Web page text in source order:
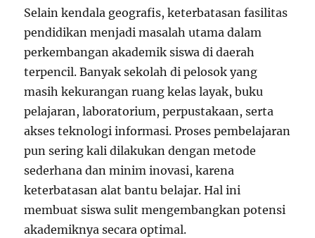
Selain kendala geografis, keterbatasan fasilitas
pendidikan menjadi masalah utama dalam
perkembangan akademik siswa di daerah
terpencil. Banyak sekolah di pelosok yang
masih kekurangan ruang kelas layak, buku
pelajaran, laboratorium, perpustakaan, serta
akses teknologi informasi. Proses pembelajaran
pun sering kali dilakukan dengan metode
sederhana dan minim inovasi, karena
keterbatasan alat bantu belajar. Hal ini
membuat siswa sulit mengembangkan potensi
akademiknya secara optimal.